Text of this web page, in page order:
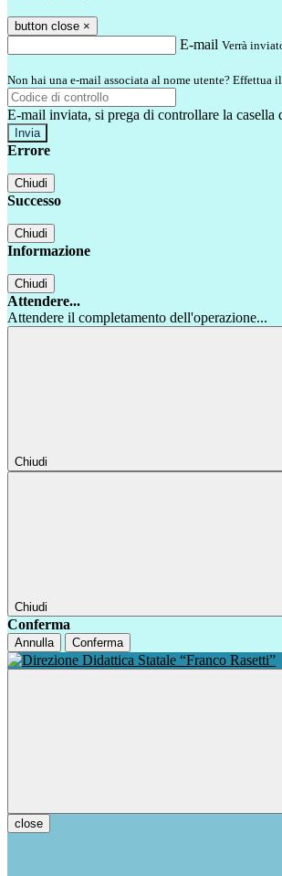
button close ×
E-mail Verrà
Non hai una e-mail associata al nome utente? Effettua
E-mail inviata, si prega di controllare la casella
Errore
Chiudi
Successo
Chiudi
Informazione
Chiudi
Attendere...
Attendere il completamento dell'operazione...
Chiudi
Chiudi
Conferma
Annulla Conferma
close